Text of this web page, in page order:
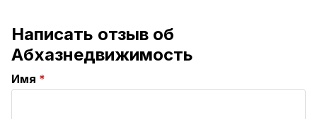
Написать отзыв об
Абхазнедвижимость
Имя